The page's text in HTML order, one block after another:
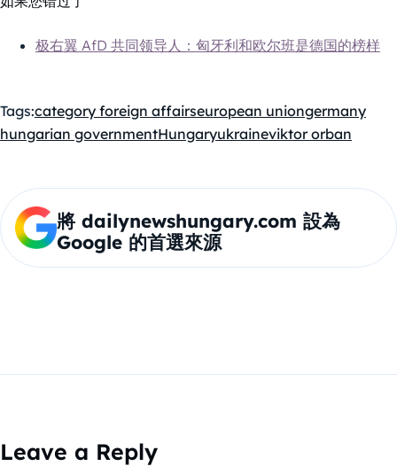
极右翼 AfD 共同领导人：匈牙利和欧尔班是德国的榜样
Tags:category foreign affairseuropean uniongermany
hungarian governmentHungaryukraineviktor orban
將 dailynewshungary.com 設為
Google 的首選來源
Leave a Reply